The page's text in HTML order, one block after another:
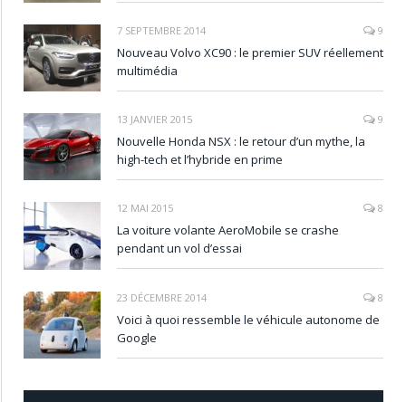
7 SEPTEMBRE 2014 9
Nouveau Volvo XC90 : le premier SUV réellement
multimédia
13 JANVIER 2015 9
Nouvelle Honda NSX : le retour d’un mythe, la
high-tech et l’hybride en prime
12 MAI 2015 8
La voiture volante AeroMobile se crashe
pendant un vol d’essai
23 DÉCEMBRE 2014 8
Voici à quoi ressemble le véhicule autonome de
Google